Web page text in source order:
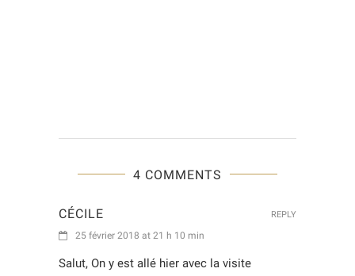
4 COMMENTS
CÉCILE
25 février 2018 at 21 h 10 min
Salut, On y est allé hier avec la visite
REPLY